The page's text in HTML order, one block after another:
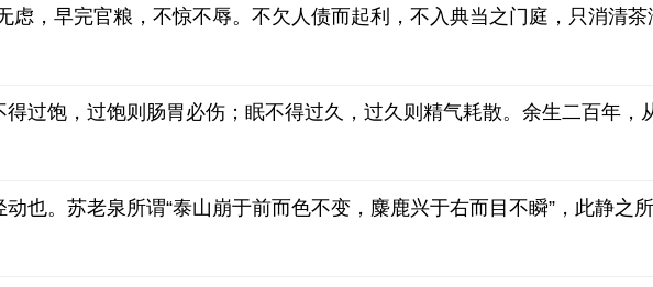
虑，早完官粮，不惊不辱。不欠人债而起利，不入典当之门庭，只消清
过饱，过饱则肠胃必伤；眠不得过久，过久则精气耗散。余生二百年，
也。苏老泉所谓“泰山崩于前而色不变，麋鹿兴于右而目不瞬”，此静之